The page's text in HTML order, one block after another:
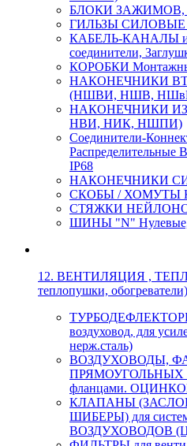
БЛОКИ ЗАЖИМОВ,
ГИЛЬЗЫ СИЛОВЫЕ
КАБЕЛЬ-КАНАЛЫ и
соединители,
КОРОБКИ
НАКОНЕЧНИКИ
(НШВИ, НШВ,
НАКОНЕЧНИКИ
НВИ, НИК, НШПИ)
Соединители-
IP68
НАКОНЕЧНИКИ
СКОБЫ / ХОМУТЫ
СТЯЖКИ
ШИНЫ "N" Нулевые,
12. ВЕНТИЛЯЦИЯ ,
теплопушки, обогреватели)
воздуховод, для
нерж.сталь)
ВОЗДУХОВОДЫ,
ПРЯМОУГОЛЬНЫХ
фланцами.
КЛАПАНЫ
ШИБЕРЫ) для
ВОЗДУХОВОДОВ